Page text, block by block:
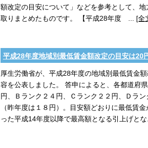
額改定の目安について」などを参考として、
取りまとめたものです。 【平成28年度 ... [全
平成28年度地域別最低賃金額改定の目安は20
厚生労働省が、平成28年度の地域別最低賃金
容を公表しました。 答申によると、各都道府
円、Ｂランク２４円、Ｃランク２２円、Ｄラ
（昨年度は１８円）。目安額どおりに最低賃
った平成14年度以降で最高額となる引上げとな